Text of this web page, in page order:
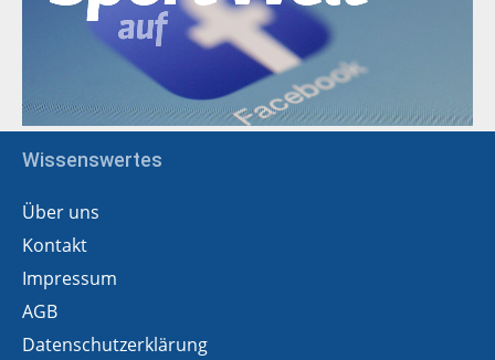
Wissenswertes
Über uns
Kontakt
Impressum
AGB
Datenschutzerklärung